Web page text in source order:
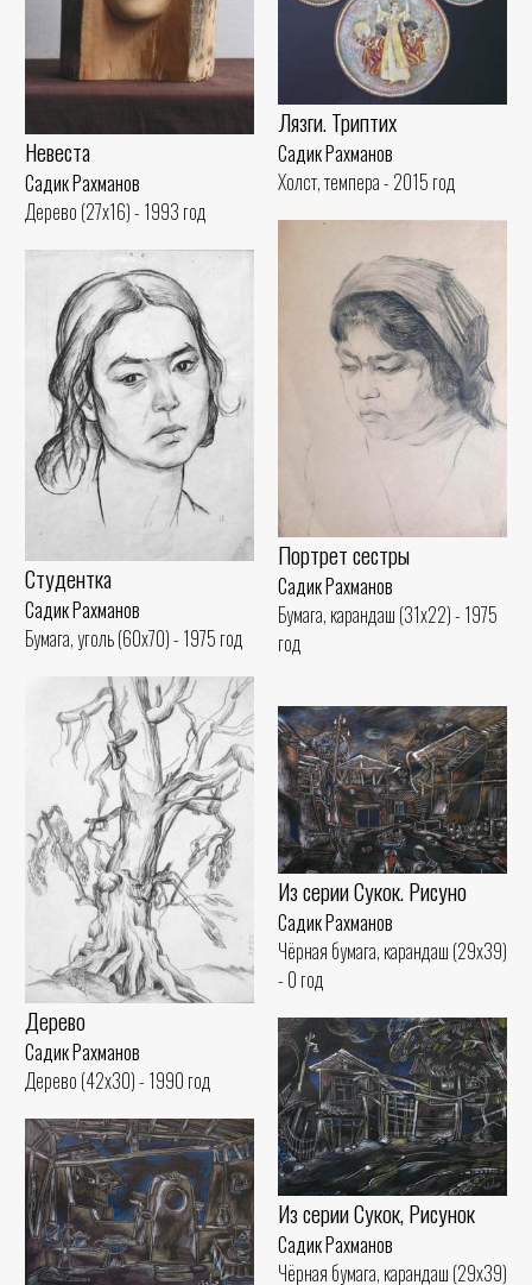
Невеста
Садик Рахманов
Дерево (27x16) - 1993 год
Лязги. Триптих
Садик Рахманов
Холст, темпера - 2015 год
Портрет сестры
Садик Рахманов
Бумага, карандаш (31x22) - 1975
год
Студентка
Садик Рахманов
Бумага, уголь (60x70) - 1975 год
Дерево
Садик Рахманов
Дерево (42x30) - 1990 год
Из серии Сукок. Рисуно
Садик Рахманов
Чёрная бумага, карандаш (29x39)
- 0 год
Из серии Сукок, Рисунок
Садик Рахманов
Чёрная бумага, карандаш (29x39)